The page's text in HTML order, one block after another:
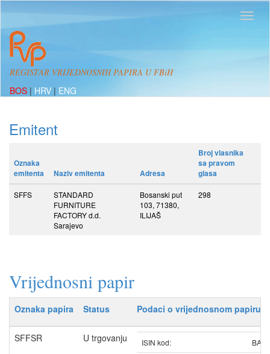
REGISTAR VRIJEDNOSNIH PAPIRA U FBiH
BOS | HRV | ENG
Emitent
Oznaka
emitenta
Naziv emitenta Adresa
Broj vlasnika
sa pravom
glasa
SFFS
STANDARD
FURNITURE
FACTORY d.d.
Sarajevo
Bosanski put
103, 71380,
ILIJAŠ
298
Vrijednosni papir
Oznaka papira Status Podaci o vrijednosnom papiru
SFFSR U trgovanju ISIN kod: